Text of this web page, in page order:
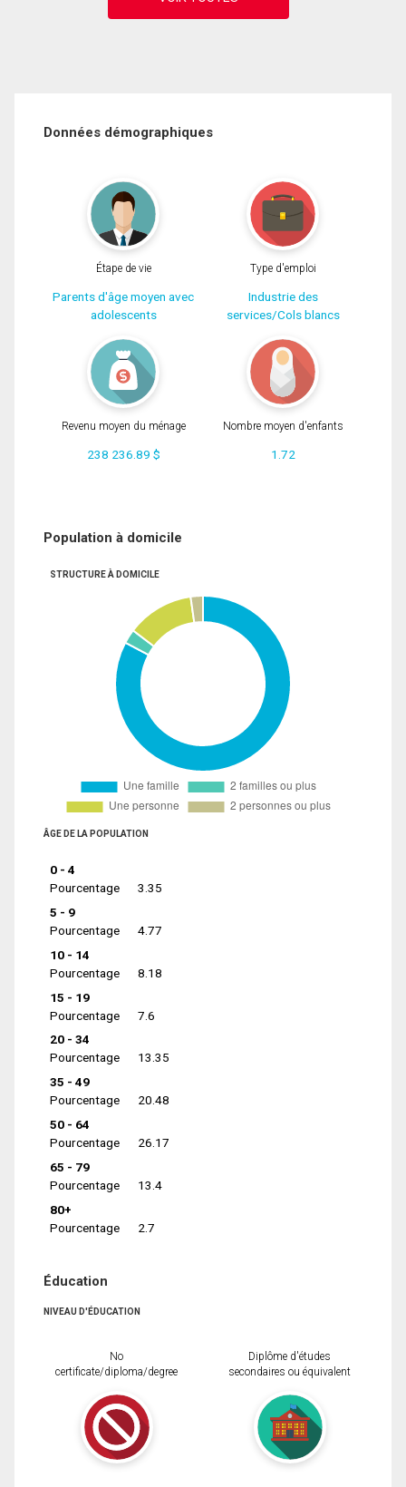
Données démographiques
Étape de vie
Parents d'âge moyen avec
adolescents
Type d'emploi
Industrie des
services/Cols blancs
Revenu moyen du ménage
238 236.89 $
Nombre moyen d'enfants
1.72
Population à domicile
STRUCTURE À DOMICILE
ÂGE DE LA POPULATION
0 - 4
Pourcentage
3.35
5 - 9
Pourcentage
4.77
10 - 14
Pourcentage
8.18
15 - 19
Pourcentage
7.6
20 - 34
Pourcentage
13.35
35 - 49
Pourcentage
20.48
50 - 64
Pourcentage
26.17
65 - 79
Pourcentage
13.4
80+
Pourcentage
2.7
Éducation
NIVEAU D'ÉDUCATION
No
certificate/diploma/degree
Diplôme d'études
secondaires ou équivalent